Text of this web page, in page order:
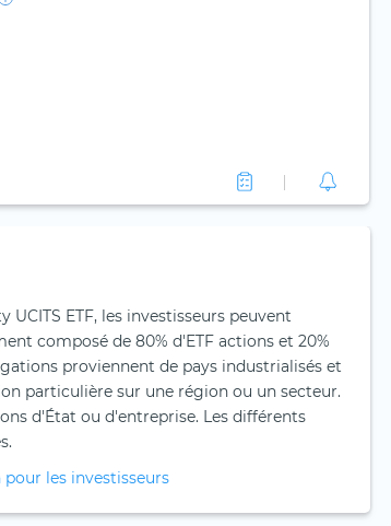
ETF, les investisseurs peuvent
composé de 80% d'ETF actions et 20%
proviennent de pays industrialisés et
particulière sur une région ou un secteur.
d'État ou d'entreprise. Les différents
les investisseurs